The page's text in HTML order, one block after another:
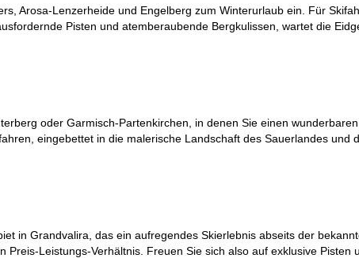
Arosa-Lenzerheide und Engelberg zum Winterurlaub ein. Für
Pisten und atemberaubende Bergkulissen, wartet die
oder Garmisch-Partenkirchen, in denen Sie einen
eingebettet in die malerische Landschaft des Sauerlandes und
in Grandvalira, das ein aufregendes Skierlebnis abseits der
Leistungs-Verhältnis. Freuen Sie sich also auf exklusive